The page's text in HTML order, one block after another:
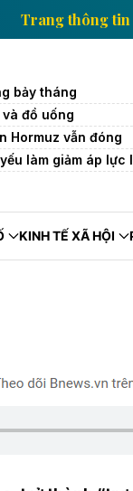
Nam
bảy tháng
đồ uống
Hormuz vẫn đóng
làm giảm áp lực
KINH TẾ XÃ HỘI